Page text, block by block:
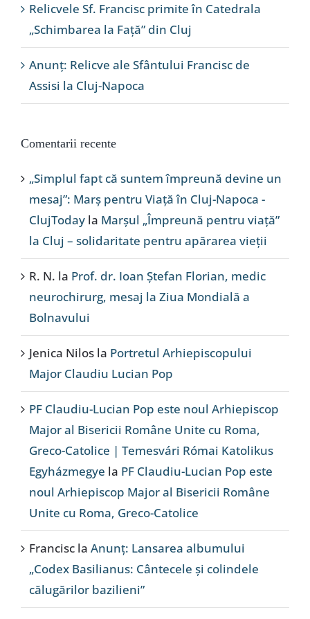
Relicvele Sf. Francisc primite în Catedrala
„Schimbarea la Față” din Cluj
Anunț: Relicve ale Sfântului Francisc de
Assisi la Cluj-Napoca
Comentarii recente
„Simplul fapt că suntem împreună devine un
mesaj”: Marș pentru Viață în Cluj-Napoca -
ClujToday la Marșul „Împreună pentru viață”
la Cluj – solidaritate pentru apărarea vieții
R. N. la Prof. dr. Ioan Ștefan Florian, medic
neurochirurg, mesaj la Ziua Mondială a
Bolnavului
Jenica Nilos la Portretul Arhiepiscopului
Major Claudiu Lucian Pop
PF Claudiu-Lucian Pop este noul Arhiepiscop
Major al Bisericii Române Unite cu Roma,
Greco-Catolice | Temesvári Római Katolikus
Egyházmegye la PF Claudiu-Lucian Pop este
noul Arhiepiscop Major al Bisericii Române
Unite cu Roma, Greco-Catolice
Francisc la Anunț: Lansarea albumului
„Codex Basilianus: Cântecele și colindele
călugărilor bazilieni”